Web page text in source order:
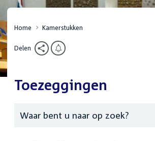
Home Kamerstukken
Delen
Toezeggingen
Zoeken